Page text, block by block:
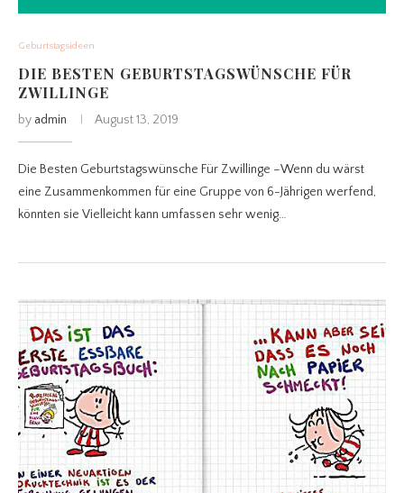
Geburtstagsideen
DIE BESTEN GEBURTSTAGSWÜNSCHE FÜR
ZWILLINGE
by admin August 13, 2019
Die Besten Geburtstagswünsche Für Zwillinge –Wenn du wärst
eine Zusammenkommen für eine Gruppe von 6-Jährigen werfend,
könnten sie Vielleicht kann umfassen sehr wenig…